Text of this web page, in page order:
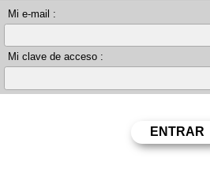
Mi e-mail :
Mi clave de acceso :